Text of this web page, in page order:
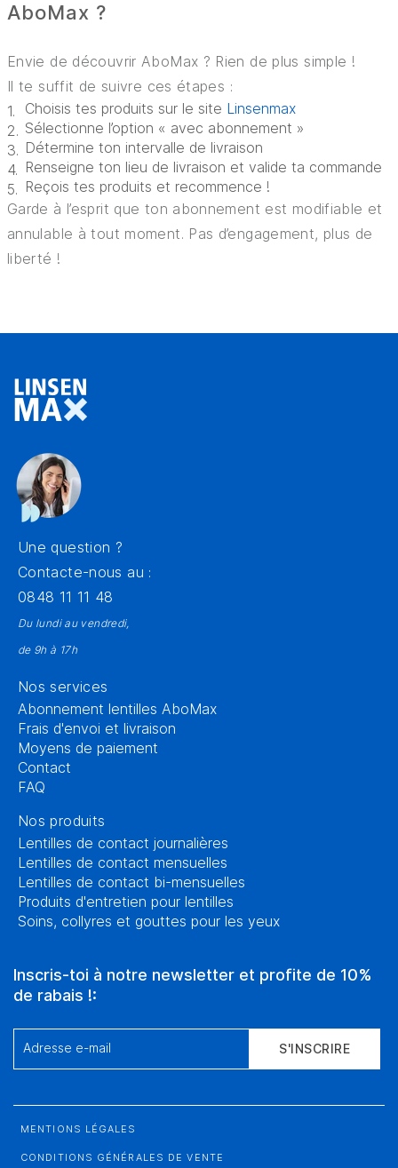
AboMax ?
Envie de découvrir AboMax ? Rien de plus simple !
Il te suffit de suivre ces étapes :
Choisis tes produits sur le site Linsenmax
Sélectionne l’option « avec abonnement »
Détermine ton intervalle de livraison
Renseigne ton lieu de livraison et valide ta commande
Reçois tes produits et recommence !
Garde à l’esprit que ton abonnement est modifiable et
annulable à tout moment. Pas d’engagement, plus de
liberté !
Une question ?
Contacte-nous au :
0848 11 11 48
Du lundi au vendredi,
de 9h à 17h
Nos services
Abonnement lentilles AboMax
Frais d'envoi et livraison
Moyens de paiement
Contact
FAQ
Nos produits
Lentilles de contact journalières
Lentilles de contact mensuelles
Lentilles de contact bi-mensuelles
Produits d'entretien pour lentilles
Soins, collyres et gouttes pour les yeux
Inscris-toi à notre newsletter et profite de 10%
de rabais !:
Adresse e-mail S'INSCRIRE
MENTIONS LÉGALES
CONDITIONS GÉNÉRALES DE VENTE